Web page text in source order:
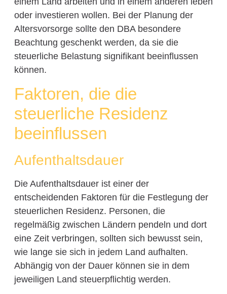
oder investieren wollen. Bei der Planung der
Altersvorsorge sollte den DBA besondere
Beachtung geschenkt werden, da sie die
steuerliche Belastung signifikant beeinflussen
können.
Faktoren, die die
steuerliche Residenz
beeinflussen
Aufenthaltsdauer
Die Aufenthaltsdauer ist einer der
entscheidenden Faktoren für die Festlegung der
steuerlichen Residenz. Personen, die
regelmäßig zwischen Ländern pendeln und dort
eine Zeit verbringen, sollten sich bewusst sein,
wie lange sie sich in jedem Land aufhalten.
Abhängig von der Dauer können sie in dem
jeweiligen Land steuerpflichtig werden.